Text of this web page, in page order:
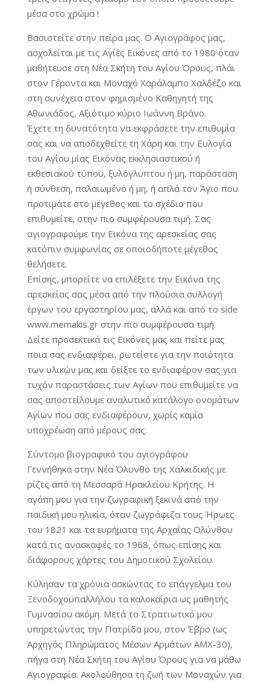
μέσα στο χρώμα !
Βασιστείτε στην πείρα μας. Ο Αγιογράφος μας,
ασχολείται με τις Αγίες Εικόνες από το 1980 όταν
μαθήτευσε στη Νέα Σκήτη του Αγίου Όρους, πλάι
στον Γέροντα και Μοναχό Χαράλαμπο Χαλδέζο και
στη συνέχεια στον φημισμένο Καθηγητή της
Αθωνιάδος, Αξιότιμο κύριο Ιωάννη Βράνο.
Έχετε τη δυνατότητα να εκφράσετε την επιθυμία
σας και να αποδεχθείτε τη Χάρη και την Ευλογία
του Αγίου μίας Εικόνας εκκλησιαστικού ή
εκθεσιακού τύπου, ξυλόγλυπτου ή μη, παράσταση
ή σύνθεση, παλαιωμένο ή μη, ή απλά τον Άγιο που
προτιμάτε στο μέγεθος και το σχέδιο που
επιθυμείτε, στην πιο συμφέρουσα τιμή. Σας
αγιογραφούμε την Εικόνα της αρεσκείας σας
κατόπιν συμφωνίας σε οποιοδήποτε μέγεθος
θελήσετε.
Επίσης, μπορείτε να επιλέξετε την Εικόνα της
αρεσκείας σας μέσα από την πλούσια συλλογή
έργων του εργαστηρίου μας, αλλά και από το side
www.memakis.gr στην πιο συμφέρουσα τιμή.
Δείτε προσεκτικά τις Εικόνες μας και πείτε μας
ποια σας ενδιαφέρει, ρωτείστε για την ποιότητα
των υλικών μας και δείξτε το ενδιαφέρον σας για
τυχόν παραστάσεις των Αγίων που επιθυμείτε να
σας αποστείλουμε αναλυτικό κατάλογο ονομάτων
Αγίων που σας ενδιαφέρουν, χωρίς καμία
υποχρέωση από μέρους σας.
Σύντομο βιογραφικό του αγιογράφου
Γεννήθηκα στην Νέα Όλυνθο της Χαλκιδικής με
ρίζες από τη Μεσσαρά Ηρακλείου Κρήτης. Η
αγάπη μου για την ζωγραφική ξεκινά από την
παιδική μου ηλικία, όταν ζωγράφιζα τους Ήρωες
του 1821 και τα ευρήματα της Αρχαίας Ολύνθου
κατά τις ανασκαφές το 1968, όπως επίσης και
διάφορους χάρτες του Δημοτικού Σχολείου.
Κύλησαν τα χρόνια ασκώντας το επάγγελμα του
Ξενοδοχοϋπαλλήλου τα καλοκαίρια ως μαθητής
Γυμνασίου ακόμη. Μετά το Στρατιωτικό μου
υπηρετώντας την Πατρίδα μου, στον Έβρο (ως
Αρχηγός Πληρώματος Μέσων Αρμάτων ΑΜΧ-30),
πήγα στη Νέα Σκήτη του Αγίου Όρους για να μάθω
Αγιογραφία. Ακολούθησα τη ζωή των Μοναχών για